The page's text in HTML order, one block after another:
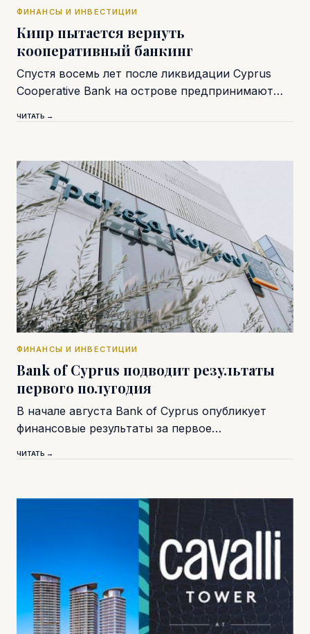
ФИНАНСЫ И ИНВЕСТИЦИИ
Кипр пытается вернуть
кооперативный банкинг
Спустя восемь лет после ликвидации Cyprus
Cooperative Bank на острове предпринимают…
ЧИТАТЬ →
ФИНАНСЫ И ИНВЕСТИЦИИ
Bank of Cyprus подводит результаты
первого полугодия
В начале августа Bank of Cyprus опубликует
финансовые результаты за первое…
ЧИТАТЬ →